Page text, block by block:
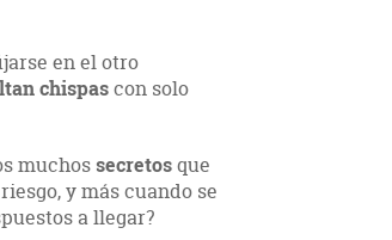
en el otro
chispascon solo
muchossecretosque
y más cuando se
a llegar?